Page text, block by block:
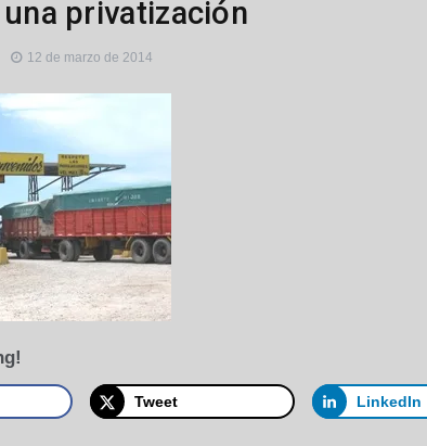
privatización
12 de marzo de 2014
Tweet LinkedIn